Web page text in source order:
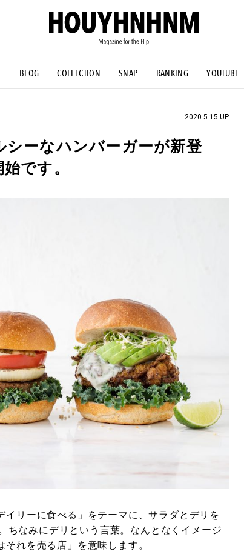
BLOG COLLECTION SNAP RANKING YOUTUBE
#古着サミット #NEW VINTAGE #マイナーグッド図鑑
IT #AH.H #ととけん #FASHION #MUSIC
2020.5.15 UP
シーなハンバーガーが新登
です。
イリーに食べる」をテーマに、サラダとデリを
ちなみにデリという言葉。なんとなくイメージ
れを売る店」を意味します。